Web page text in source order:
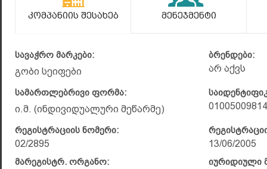
Კომპანიის Შესახებ Მენეჯმენტი
სავაჭრო მარკები:
გობი სეიფები
ბრენდები:
არ აქვს
სამართლებრივი ფორმა:
ი.მ. (ინდივიდუალური მეწარმე) 01005009814
რეგისტრაციის ნომერი:
02/2895 13/06/2005
მარეგისტრ. ორგანო: იურიდიული